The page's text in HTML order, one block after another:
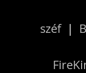
széf|